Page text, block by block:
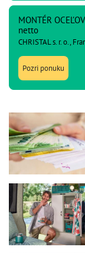
MONTÉR
netto
CHRISTAL s. r. o.,
Pozri ponuku